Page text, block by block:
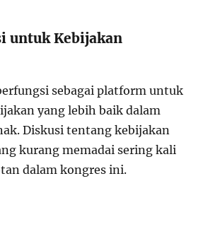
untuk Kebijakan
sebagai platform untuk
yang lebih baik dalam
Diskusi tentang kebijakan
kurang memadai sering kali
dalam kongres ini.